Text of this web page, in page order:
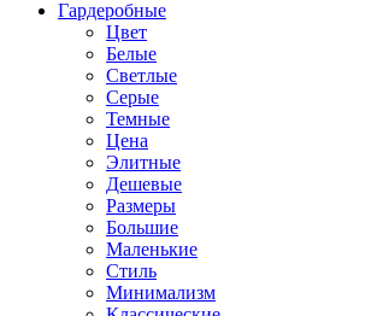
Гардеробные
Цвет
Белые
Светлые
Серые
Темные
Цена
Элитные
Дешевые
Размеры
Большие
Маленькие
Стиль
Минимализм